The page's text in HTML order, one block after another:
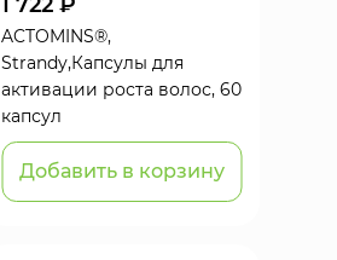
ACTOMINS®,
Strandy,Капсулы для
активации роста волос, 60
капсул
Добавить в корзину